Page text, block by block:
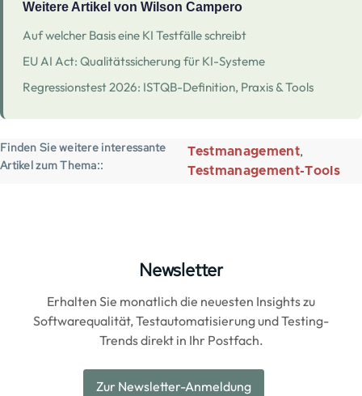
Weitere Artikel von Wilson Campero
Auf welcher Basis eine KI Testfälle schreibt
EU AI Act: Qualitätssicherung für KI-Systeme
Regressionstest 2026: ISTQB-Definition, Praxis & Tools
Finden Sie weitere interessante
Artikel zum Thema:
Testmanagement
Testmanagement-Tools
Newsletter
Erhalten Sie monatlich die neuesten Insights zu
Softwarequalität, Testautomatisierung und Testing-
Trends direkt in Ihr Postfach.
Zur Newsletter-Anmeldung